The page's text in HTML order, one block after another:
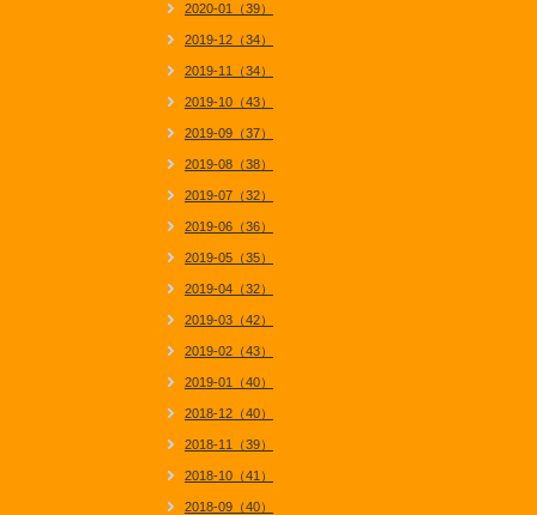
2020-01（39）
2019-12（34）
2019-11（34）
2019-10（43）
2019-09（37）
2019-08（38）
2019-07（32）
2019-06（36）
2019-05（35）
2019-04（32）
2019-03（42）
2019-02（43）
2019-01（40）
2018-12（40）
2018-11（39）
2018-10（41）
2018-09（40）